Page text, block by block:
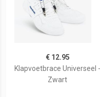
€ 12.95
Klapvoetbrace Universeel -
Zwart